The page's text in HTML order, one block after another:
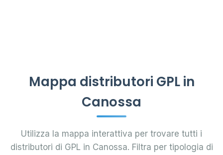
Mappa distributori GPL in
Canossa
Utilizza la mappa interattiva per trovare tutti i
distributori di GPL in Canossa. Filtra per tipologia di